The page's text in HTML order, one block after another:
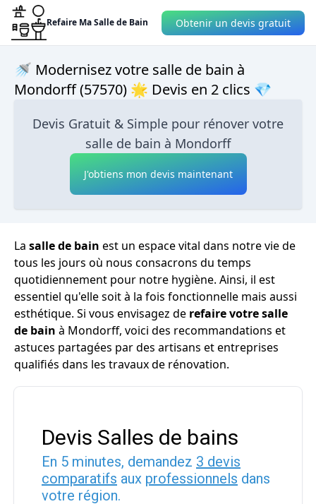
Refaire Ma Salle de Bain Obtenir un devis gratuit
🚿 Modernisez votre salle de bain à
Mondorff (57570) 🌟 Devis en 2 clics 💎
Devis Gratuit & Simple pour rénover votre
salle de bain à Mondorff
J'obtiens mon devis maintenant
La salle de bain est un espace vital dans notre vie de
tous les jours où nous consacrons du temps
quotidiennement pour notre hygiène. Ainsi, il est
essentiel qu'elle soit à la fois fonctionnelle mais aussi
esthétique. Si vous envisagez de refaire votre salle
de bain à Mondorff, voici des recommandations et
astuces partagées par des artisans et entreprises
qualifiés dans les travaux de rénovation.
Devis Salles de bains
En 5 minutes, demandez 3 devis
comparatifs aux professionnels dans
votre région.